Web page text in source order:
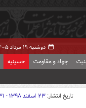
دوشنبه ۱۹ مرداد ۱۴۰۵ -
جهاد و مقاومت حسینیه
تاریخ انتشار: ۲۳ اسفند ۱۳۹۸ - ۰۲:۳۱